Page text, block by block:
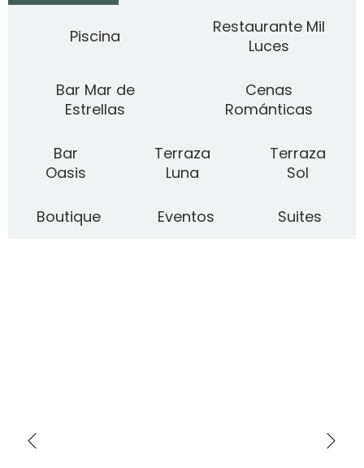
Piscina
Restaurante Mil
Luces
Bar Mar de
Estrellas
Cenas
Románticas
Bar
Oasis
Terraza
Luna
Terraza
Sol
Boutique Eventos Suites